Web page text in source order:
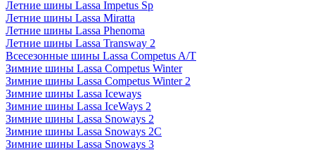
Летние шины Lassa Impetus Sp
Летние шины Lassa Miratta
Летние шины Lassa Phenoma
Летние шины Lassa Transway 2
Всесезонные шины Lassa Competus A/T
Зимние шины Lassa Competus Winter
Зимние шины Lassa Competus Winter 2
Зимние шины Lassa Iceways
Зимние шины Lassa IceWays 2
Зимние шины Lassa Snoways 2
Зимние шины Lassa Snoways 2C
Зимние шины Lassa Snoways 3